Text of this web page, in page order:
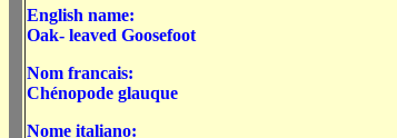
English name:
Oak- leaved Goosefoot
Nom francais:
Chénopode glauque
Nome italiano: